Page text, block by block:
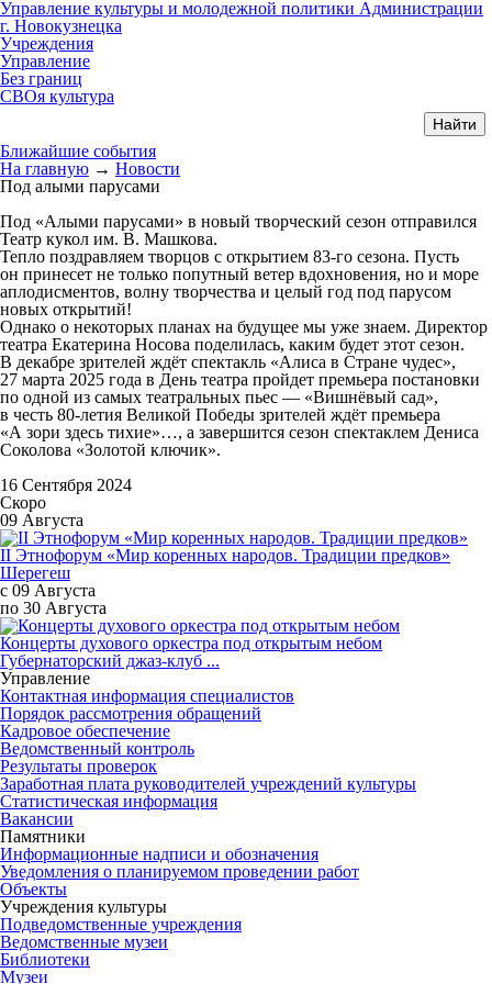
Управление культуры и молодежной политики Администрации
г. Новокузнецка
Учреждения
Управление
Без границ
СВОя культура
Ближайшие события
На главную → Новости
Под алыми парусами
Под «Алыми парусами» в новый творческий сезон отправился
Театр кукол им. В. Машкова.
Тепло поздравляем творцов с открытием 83-го сезона. Пусть
он принесет не только попутный ветер вдохновения, но и море
аплодисментов, волну творчества и целый год под парусом
новых открытий!
Однако о некоторых планах на будущее мы уже знаем. Директор
театра Екатерина Носова поделилась, каким будет этот сезон.
В декабре зрителей ждёт спектакль «Алиса в Стране чудес»,
27 марта 2025 года в День театра пройдет премьера постановки
по одной из самых театральных пьес — «Вишнёвый сад»,
в честь 80-летия Великой Победы зрителей ждёт премьера
«А зори здесь тихие»…, а завершится сезон спектаклем Дениса
Соколова «Золотой ключик».
16 Сентября 2024
Скоро
09 Августа
II Этнофорум «Мир коренных народов. Традиции предков»
Шерегеш
с 09 Августа
по 30 Августа
Концерты духового оркестра под открытым небом
Губернаторский джаз-клуб ...
Управление
Контактная информация специалистов
Порядок рассмотрения обращений
Кадровое обеспечение
Ведомственный контроль
Результаты проверок
Заработная плата руководителей учреждений культуры
Статистическая информация
Вакансии
Памятники
Информационные надписи и обозначения
Уведомления о планируемом проведении работ
Объекты
Учреждения культуры
Подведомственные учреждения
Ведомственные музеи
Библиотеки
Музеи